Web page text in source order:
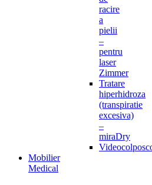
racire
a
pielii
–
pentru
laser
Zimmer
Tratare
hiperhidroza
(transpiratie
excesiva)
–
miraDry
Mobilier
Medical